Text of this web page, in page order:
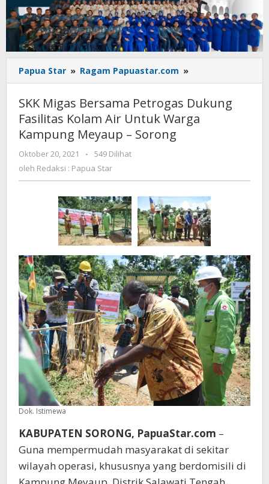
Papua Star » Ragam Papuastar.com »
Migas
Petrogas
Dukung
Warga
Kampung
Meyaup
-
Sorong
SKK Migas Bersama Petrogas Dukung
Fasilitas Kolam Air Untuk Warga
Kampung Meyaup – Sorong
Oktober 20, 2021
oleh
Redaksi
Star
-
549 Dilihat
oleh Redaksi : Papua Star
Dok. Istimewa
KABUPATEN SORONG, PapuaStar.com –
Guna mempermudah masyarakat di sekitar
wilayah operasi, khususnya yang berdomisili di